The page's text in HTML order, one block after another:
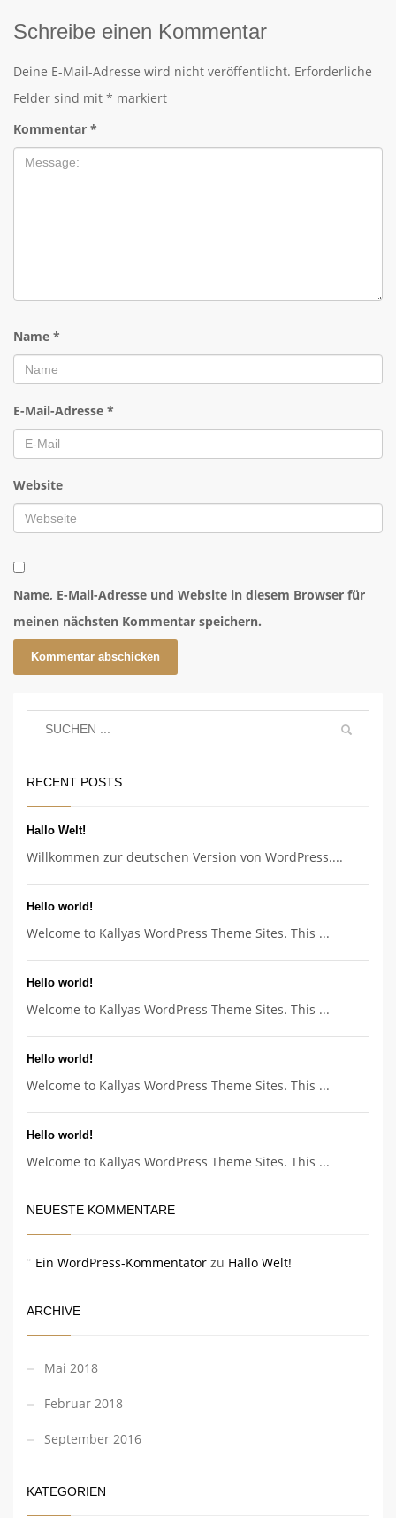
Schreibe einen Kommentar
Deine E-Mail-Adresse wird nicht veröffentlicht. Erforderliche
Felder sind mit * markiert
Kommentar *
Name *
E-Mail-Adresse *
Website
Name, E-Mail-Adresse und Website in diesem Browser für
meinen nächsten Kommentar speichern.
RECENT POSTS
Hallo Welt!
Willkommen zur deutschen Version von WordPress....
Hello world!
Welcome to Kallyas WordPress Theme Sites. This ...
Hello world!
Welcome to Kallyas WordPress Theme Sites. This ...
Hello world!
Welcome to Kallyas WordPress Theme Sites. This ...
Hello world!
Welcome to Kallyas WordPress Theme Sites. This ...
NEUESTE KOMMENTARE
Ein WordPress-Kommentator zu Hallo Welt!
ARCHIVE
Mai 2018
Februar 2018
September 2016
KATEGORIEN